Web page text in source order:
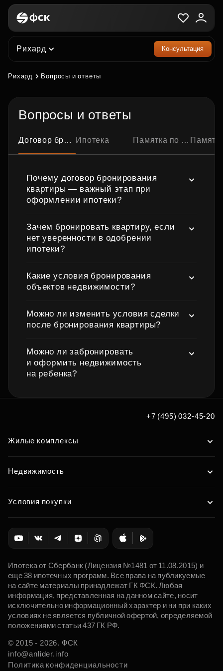
Рихард Консультация
Рихард Вопросы и ответы
Вопросы и ответы
Договор бронирования квартиры Ипотека Памятка по ипотечной сделке Памятка по
Почему договор бронирования
квартиры — важный этап при
оформлении ипотеки?
Зачем бронировать квартиру, если
нет уверенности в одобрении
ипотеки?
Какие условия бронирования
объектов недвижимости?
Можно ли изменить условия сделки
после бронирования квартиры?
Можно ли забронировать
и оформить недвижимость
на ребенка?
+7 (495) 032-45-20
Жилые комплексы
Недвижимость
Условия покупки
Ипотека от Сбербанк (Лицензия №1481 от 11.08.2015) и
еще 38 ипотечных программ. Все права на публикуемые
на сайте материалы принадлежат ГК ФСК. Любая
информация, представленная на данном сайте, носит
исключительно информационный характер и ни при каких
условиях не является публичной офертой, определяемой
положениями статьи 437 ГК РФ.
© 2015 - 2026. ФСК
info@anlider.info
Политика конфиденциальности